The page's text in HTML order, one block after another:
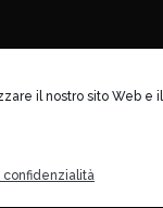
il nostro sito Web e
confidenzialità
- 2026 MCA-